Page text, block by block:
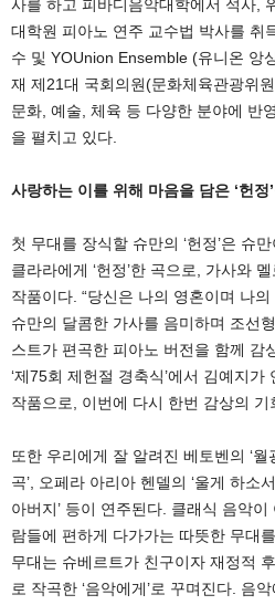
사를 하고 피바디음악대학에서 석사,
대학원 피아노 연주 교수법 박사를 취
수 및 YOUnion Ensemble (유니온 앙
재 제21대 국회의원(문화체육관광위
문화, 예술, 체육 등 다양한 분야에 반
을 펼치고 있다.
사랑하는 이를 위해 마음을 담은 ‘헌정
첫 무대를 장식할 슈만의 ‘헌정’은 슈
클라라에게 ‘헌정’한 곡으로, 가사와
작품이다. “당신은 나의 영혼이며 나
슈만의 달콤한 가사를 음미하며 조선
스트가 편곡한 피아노 버전을 함께 감
‘제75회 제헌절 경축식’에서 김예지
작품으로, 이번에 다시 한번 감상의 기
또한 우리에게 잘 알려진 베토벤의 ‘월
곡’, 오페라 아리아 헨델의 ‘울게 하소
아버지’ 등이 연주된다. 클래식 음악
람들에 편하게 다가가는 따뜻한 무대
무대는 슈베르트가 친구이자 재정적
로 작곡한 ‘음악에게’로 꾸며진다. 음